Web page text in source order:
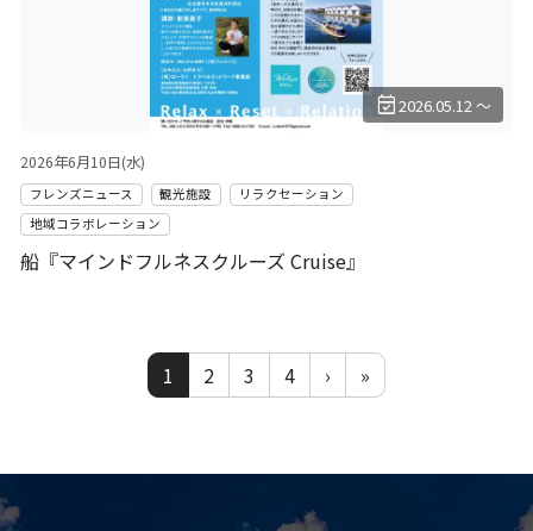
event_available2026.05.12 ～
2026年6月10日(水)
フレンズニュース 観光施設
リラクセーション
地域コラボレーション
船『マインドフルネスクルーズ Cruise』
1 2 3 4 › »